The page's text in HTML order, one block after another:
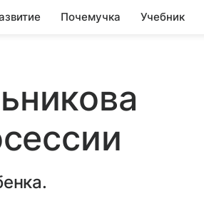
Почемучка Учебник